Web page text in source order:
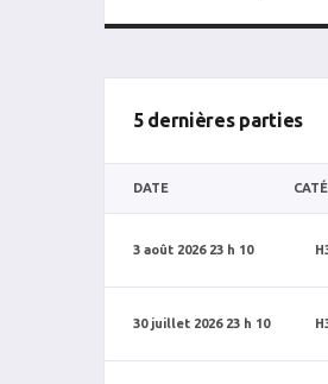
5 dernières parties
DATE
3 août 2026 23 h 10
30 juillet 2026 23 h 10